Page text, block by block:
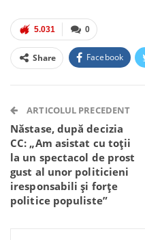
0
5.031
Share Facebook
Telegram WhatsApp
ARTICOLUL PRECEDENT
Năstase, după decizia
CC: „Am asistat cu toții
la un spectacol de prost
gust al unor politicieni
iresponsabili şi forțe
politice populiste”